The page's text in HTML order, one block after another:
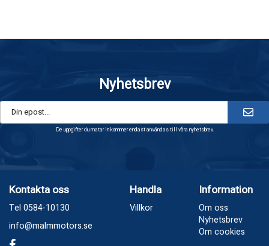
Nyhetsbrev
De uppgifter du matar in kommer endast användas till våra nyhetsbrev.
Kontakta oss
Tel 0584-10130
info@malmmotors.se
Handla
Villkor
Information
Om oss
Nyhetsbrev
Om cookies